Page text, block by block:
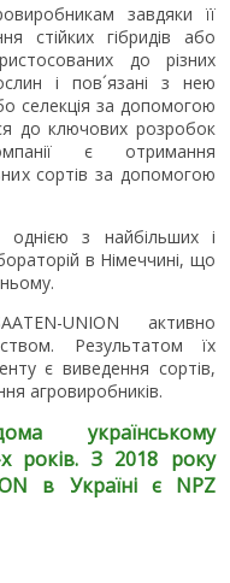
завдяки її
стійких гібридів або
до різних
і пов´язані з нею
селекція за допомогою
до ключових розробок
є отримання
сортів за допомогою
однією з найбільших і
в Німеччині, що
UNION активно
Результатом їх
є виведення сортів,
агровиробників.
українському
років. З 2018 року
в Україні є NPZ